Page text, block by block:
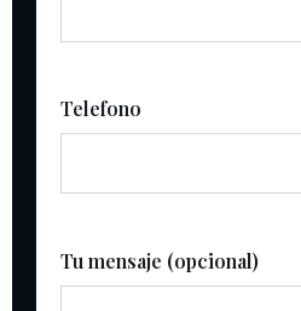
Telefono
Tu mensaje (opcional)